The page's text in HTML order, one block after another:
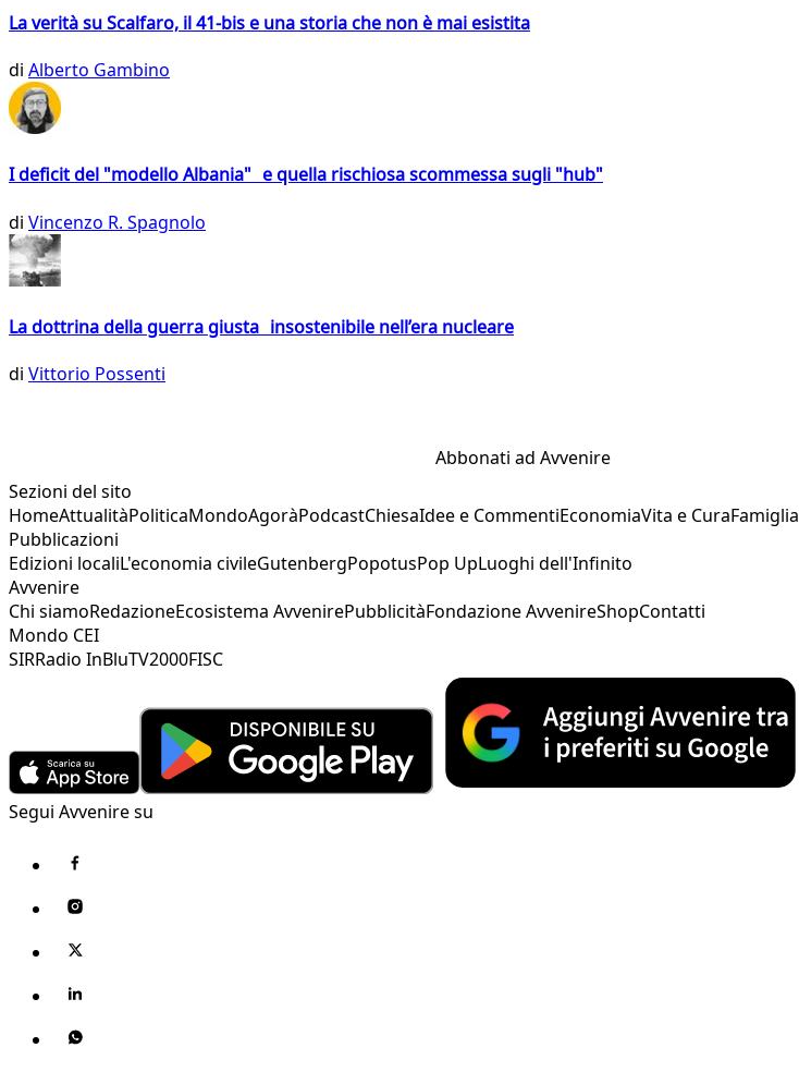
La verità su Scalfaro, il 41-bis e una storia che non è mai esistita
di Alberto Gambino
I deficit del "modello Albania" e quella rischiosa scommessa sugli "hub"
di Vincenzo R. Spagnolo
La dottrina della guerra giusta insostenibile nell’era nucleare
di Vittorio Possenti
Abbonati ad Avvenire
Sezioni del sito
HomeAttualitàPoliticaMondoAgoràPodcastChiesaIdee e CommentiEconomiaVita e CuraFamiglia
Pubblicazioni
Edizioni localiL'economia civileGutenbergPopotusPop UpLuoghi dell'Infinito
Avvenire
Chi siamoRedazioneEcosistema AvvenirePubblicitàFondazione AvvenireShopContatti
Mondo CEI
SIRRadio InBluTV2000FISC
Segui Avvenire su